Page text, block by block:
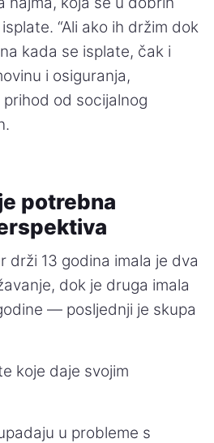
“Ali ako ih držim dok
kada se isplate, čak i
i osiguranja,
od socijalnog
potrebna
drži 13 godina imala je dva
dok je druga imala
— posljednji je skupa
koje daje svojim
u probleme s